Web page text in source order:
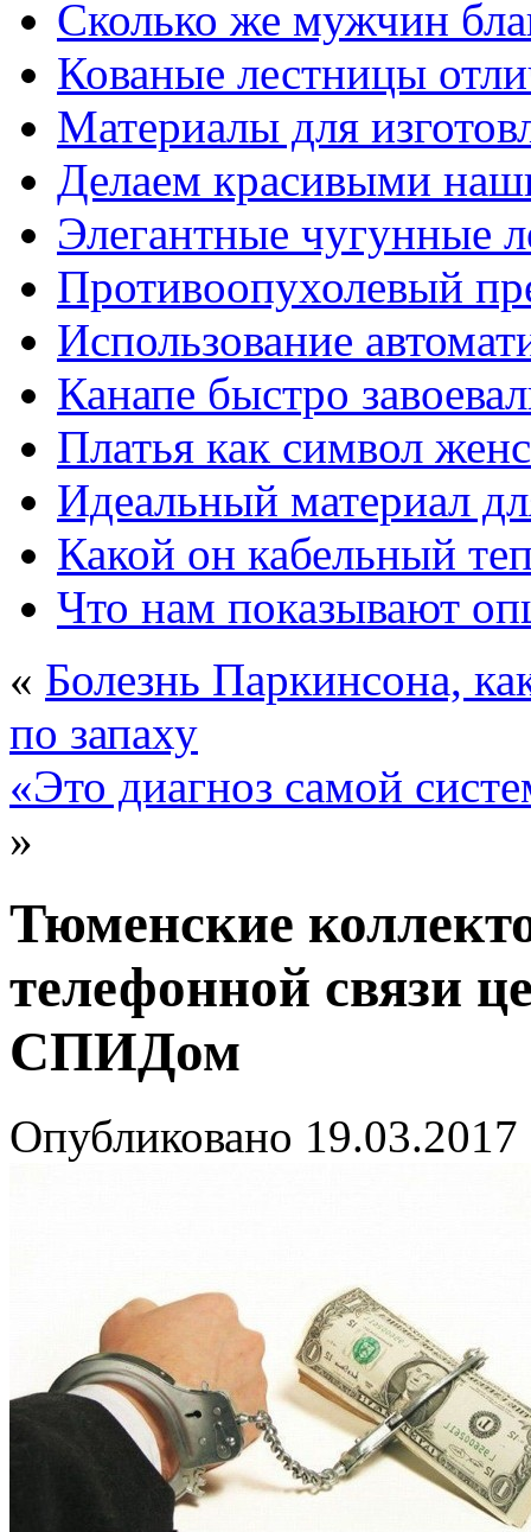
Сколько же мужчин
Кованые лестницы
Материалы для
Делаем красивыми
Элегантные чугунные
Противоопухолевый
Использование
Канапе быстро
Платья как символ
Идеальный материал
Какой он кабельный
Что нам показывают
« Болезнь Паркинсона,
по запаху
«Это диагноз самой
»
Тюменские
телефонной связи
СПИДом
Опубликовано 19.03.2017